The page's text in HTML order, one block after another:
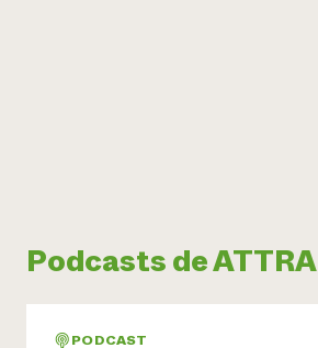
Podcasts de ATTRA
PODCAST